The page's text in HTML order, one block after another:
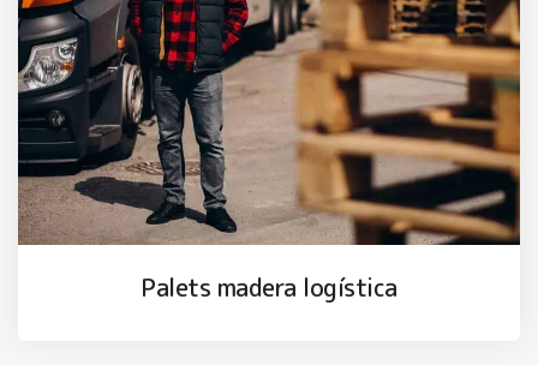
Palets madera logística